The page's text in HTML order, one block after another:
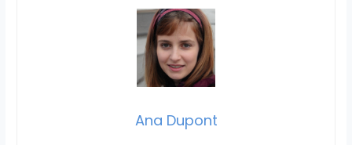
Ana Dupont